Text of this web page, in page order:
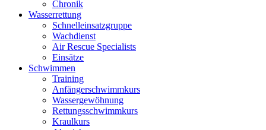
Chronik
Wasserrettung
Schnelleinsatzgruppe
Wachdienst
Air Rescue Specialists
Einsätze
Schwimmen
Training
Anfängerschwimmkurs
Wassergewöhnung
Rettungsschwimmkurs
Kraulkurs